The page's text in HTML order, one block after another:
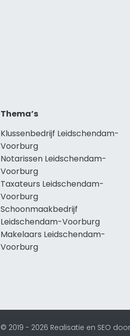
Thema’s
Klussenbedrijf Leidschendam-
Voorburg
Notarissen Leidschendam-
Voorburg
Taxateurs Leidschendam-
Voorburg
Schoonmaakbedrijf
Leidschendam-Voorburg
Makelaars Leidschendam-
Voorburg
© 2019 - 2026 Realisatie en SEO door